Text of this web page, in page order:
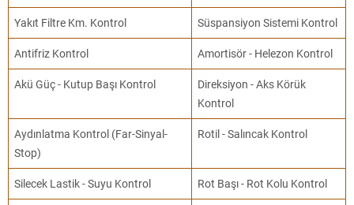
Yakıt Filtre Km. Kontrol Süspansiyon Sistemi Kontrol
Antifriz Kontrol Amortisör - Helezon Kontrol
Akü Güç - Kutup Başı Kontrol
Direksiyon - Aks Körük
Kontrol
Aydınlatma Kontrol (Far-Sinyal-
Stop)
Rotil - Salıncak Kontrol
Silecek Lastik - Suyu Kontrol Rot Başı - Rot Kolu Kontrol